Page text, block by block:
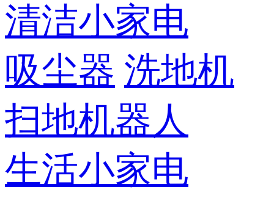
清洁小家电
吸尘器 洗地机
扫地机器人
生活小家电